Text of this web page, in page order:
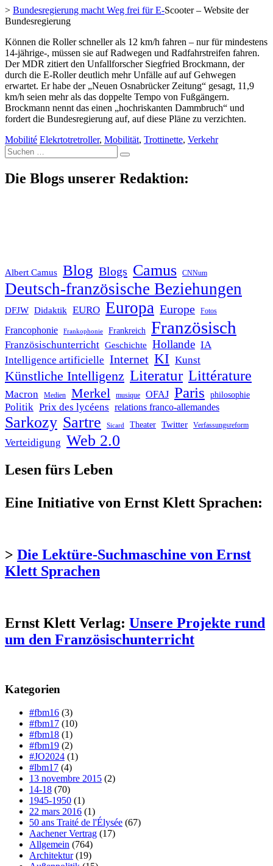
> Bundesregierung macht Weg frei für E-Scooter – Website der
Bundesregierung
Können die Roller schneller als 12 km/h fahren – nur für mindestens
14-jährige-, müssen sie auf Radwegen und Radfahrstreifen fahren.
Der MDR zitiert den Unfallforscher Siegfried Brockmann, der
durch die E-Roller deutlich mehr Unfälle auf auf Gehwegen
erwartet. Er habe der „Neuen Osnabrücker Zeitung“ gesagt, 11,9
km/h seien mehr als das doppelte Tempo von Fußgängern.
Brockmann nennt das einen „hochriskanten Dammbruch“ und
fordert die Bundesregierung auf, auf diese Pläne zu verzichten.
Mobilité Elekrtotretroller, Mobilität, Trottinette, Verkehr
Suche
nach:
Die Blogs unserer Redaktion:
Albert Camus Blog Blogs Camus CNNum
Deutsch-französische Beziehungen
DFJW Didaktik EURO Europa Europe Fotos
Francophonie Frankophonie Frankreich Französisch
Französischunterricht Geschichte Hollande IA
Intelligence artificielle Internet KI Kunst
Künstliche Intelligenz Literatur Littérature
Macron Medien Merkel musique OFAJ Paris philosophie
Politik Prix des lycéens relations franco-allemandes
Sarkozy Sartre Sicard Theater Twitter Verfassungsreform
Verteidigung Web 2.0
Lesen fürs Leben
Eine Initiative von Ernst Klett Sprachen:
> Die Lektüre-Suchmaschine von Ernst
Klett Sprachen
Ernst Klett Verlag: Unsere Projekte rund
um den Französischunterricht
Kategorien
#fbm16 (3)
#fbm17 (10)
#fbm18 (1)
#fbm19 (2)
#JO2024 (1)
#lbm17 (4)
13 novembre 2015 (2)
14-18 (70)
1945-1950 (1)
22 mars 2016 (1)
50 ans Traité de l'Élysée (67)
Aachener Vertrag (17)
Allgemein (764)
Architektur(19)